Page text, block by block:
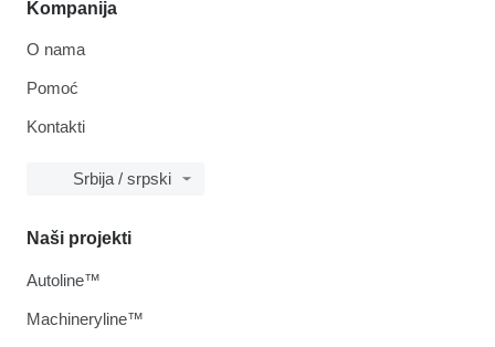
Kompanija
O nama
Pomoć
Kontakti
Srbija / srpski
Naši projekti
Autoline™
Machineryline™